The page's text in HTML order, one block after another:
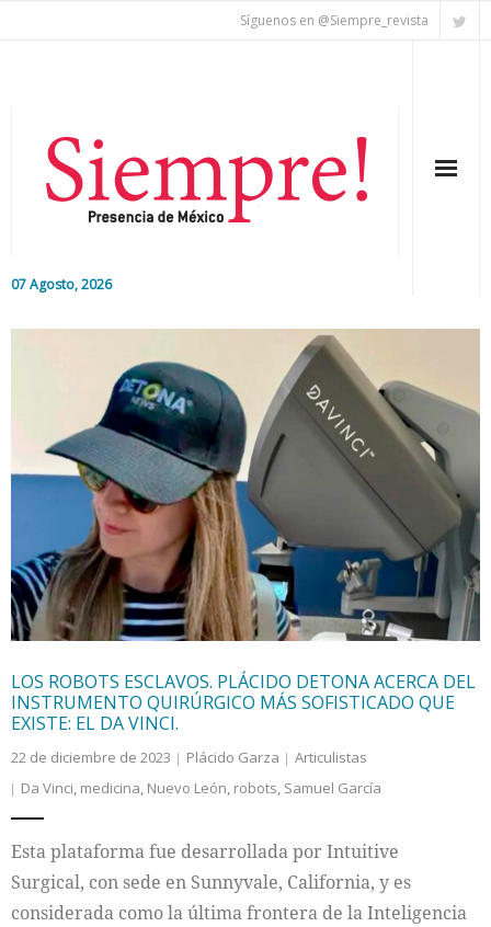
Síguenos en @Siempre_revista
07 Agosto, 2026
Nacional
Colaboradores
Internacional
Cultura
LOS ROBOTS ESCLAVOS. PLÁCIDO DETONA ACERCA DEL
INSTRUMENTO QUIRÚRGICO MÁS SOFISTICADO QUE
EXISTE: EL DA VINCI.
22 de diciembre de 2023 Plácido Garza
Articulistas
Da Vinci, medicina, Nuevo León, robots, Samuel García
Esta plataforma fue desarrollada por Intuitive
Surgical, con sede en Sunnyvale, California, y es
considerada como la última frontera de la Inteligencia